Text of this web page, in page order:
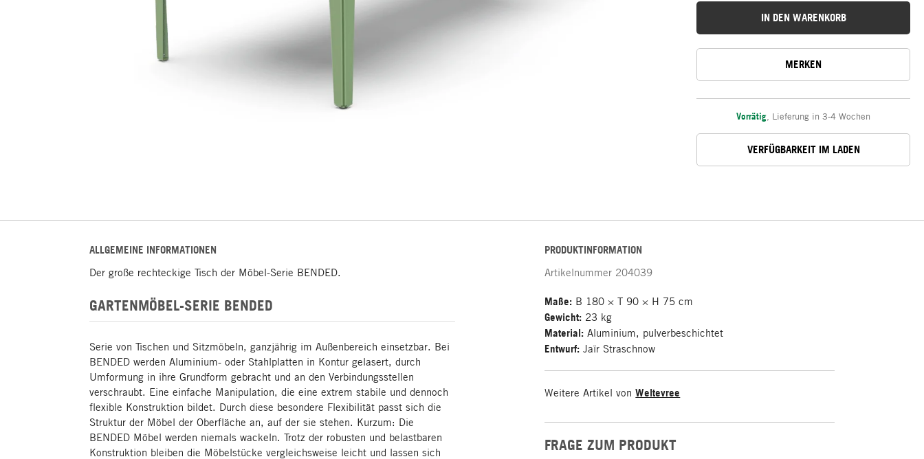
IN DEN WARENKORB
MERKEN
Vorrätig Lieferung in 3-4 Wochen
VERFÜGBARKEIT IM LADEN
ALLGEMEINE INFORMATIONEN
Der große rechteckige Tisch der Möbel-Serie BENDED.
GARTENMÖBEL-SERIE BENDED
Serie von Tischen und Sitzmöbeln, ganzjährig im Außenbereich einsetzbar. Bei
BENDED werden Aluminium- oder Stahlplatten in Kontur gelasert, durch
Umformung in ihre Grundform gebracht und an den Verbindungsstellen
verschraubt. Eine einfache Manipulation, die eine extrem stabile und dennoch
flexible Konstruktion bildet. Durch diese besondere Flexibilität passt sich die
Struktur der Möbel der Oberfläche an, auf der sie stehen. Kurzum: Die
BENDED Möbel werden niemals wackeln. Trotz der robusten und belastbaren
Konstruktion bleiben die Möbelstücke vergleichsweise leicht und lassen sich
PRODUKTINFORMATION
Artikelnummer 204039
Maße: B 180 × T 90 × H 75 cm
Gewicht: 23 kg
Material: Aluminium, pulverbeschichtet
Entwurf: Jaïr Straschnow
Weitere Artikel von Weltevree
FRAGE ZUM PRODUKT